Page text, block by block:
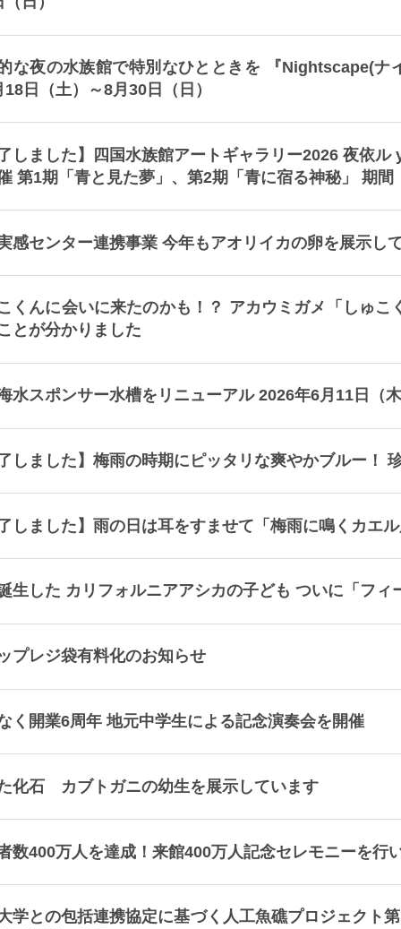
な夜の水族館で特別なひとときを 『Nightscape(ナ
日（土）～8月30日（日）
しました】四国水族館アートギャラリー2026 夜依
第1期「青と見た夢」、第2期「青に宿る神秘」 期
感センター連携事業 今年もアオリイカの卵を展示し
くんに会いに来たのかも！？ アカウミガメ「しゅ
とが分かりました
水スポンサー水槽をリニューアル 2026年6月11日（
しました】梅雨の時期にピッタリな爽やかブルー！
しました】雨の日は耳をすませて「梅雨に鳴くカエ
生した カリフォルニアアシカの子ども ついに「フィ
プレジ袋有料化のお知らせ
く開業6周年 地元中学生による記念演奏会を開催
化石 カブトガニの幼生を展示しています
数400万人を達成！来館400万人記念セレモニーを行
学との包括連携協定に基づく人工魚礁プロジェクト